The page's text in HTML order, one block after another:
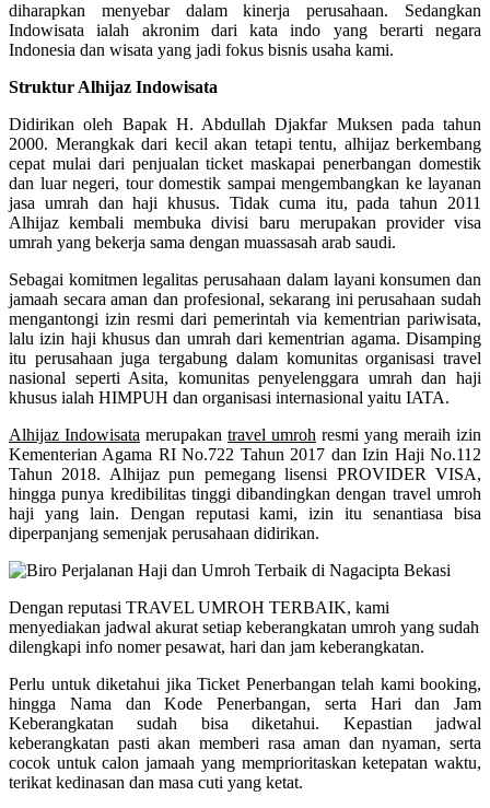
diharapkan menyebar dalam kinerja perusahaan. Sedangkan
Indowisata ialah akronim dari kata indo yang berarti negara
Indonesia dan wisata yang jadi fokus bisnis usaha kami.
Struktur Alhijaz Indowisata
Didirikan oleh Bapak H. Abdullah Djakfar Muksen pada tahun
2000. Merangkak dari kecil akan tetapi tentu, alhijaz berkembang
cepat mulai dari penjualan ticket maskapai penerbangan domestik
dan luar negeri, tour domestik sampai mengembangkan ke layanan
jasa umrah dan haji khusus. Tidak cuma itu, pada tahun 2011
Alhijaz kembali membuka divisi baru merupakan provider visa
umrah yang bekerja sama dengan muassasah arab saudi.
Sebagai komitmen legalitas perusahaan dalam layani konsumen dan
jamaah secara aman dan profesional, sekarang ini perusahaan sudah
mengantongi izin resmi dari pemerintah via kementrian pariwisata,
lalu izin haji khusus dan umrah dari kementrian agama. Disamping
itu perusahaan juga tergabung dalam komunitas organisasi travel
nasional seperti Asita, komunitas penyelenggara umrah dan haji
khusus ialah HIMPUH dan organisasi internasional yaitu IATA.
Alhijaz Indowisata merupakan travel umroh resmi yang meraih izin
Kementerian Agama RI No.722 Tahun 2017 dan Izin Haji No.112
Tahun 2018. Alhijaz pun pemegang lisensi PROVIDER VISA,
hingga punya kredibilitas tinggi dibandingkan dengan travel umroh
haji yang lain. Dengan reputasi kami, izin itu senantiasa bisa
diperpanjang semenjak perusahaan didirikan.
Dengan reputasi TRAVEL UMROH TERBAIK, kami
menyediakan jadwal akurat setiap keberangkatan umroh yang sudah
dilengkapi info nomer pesawat, hari dan jam keberangkatan.
Perlu untuk diketahui jika Ticket Penerbangan telah kami booking,
hingga Nama dan Kode Penerbangan, serta Hari dan Jam
Keberangkatan sudah bisa diketahui. Kepastian jadwal
keberangkatan pasti akan memberi rasa aman dan nyaman, serta
cocok untuk calon jamaah yang memprioritaskan ketepatan waktu,
terikat kedinasan dan masa cuti yang ketat.